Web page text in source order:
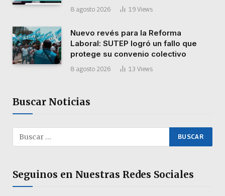
8 agosto 2026 19 Views
Nuevo revés para la Reforma
Laboral: SUTEP logró un fallo que
protege su convenio colectivo
8 agosto 2026 13 Views
Buscar Noticias
Seguinos en Nuestras Redes Sociales